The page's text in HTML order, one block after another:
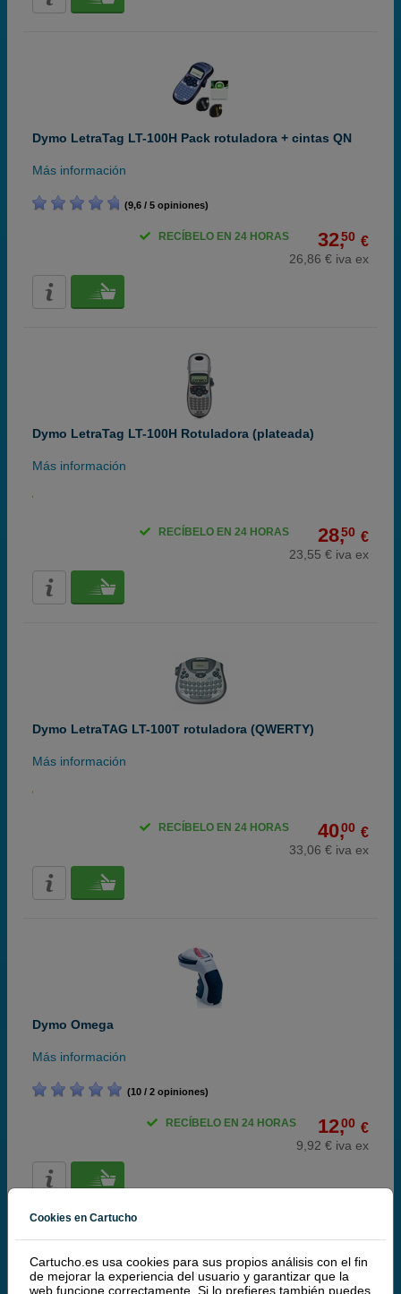
Dymo LetraTag LT-100H Pack rotuladora + cintas QN
Más información
(9,6 / 5 opiniones)
32,50 €
26,86 € iva ex
RECÍBELO EN 24 HORAS
Dymo LetraTag LT-100H Rotuladora (plateada)
Más información
28,50 €
23,55 € iva ex
RECÍBELO EN 24 HORAS
Dymo LetraTAG LT-100T rotuladora (QWERTY)
Más información
40,00 €
33,06 € iva ex
RECÍBELO EN 24 HORAS
Dymo Omega
Más información
(10 / 2 opiniones)
12,00 €
9,92 € iva ex
RECÍBELO EN 24 HORAS
Cookies en Cartucho
Cartucho.es usa cookies para sus propios análisis con el fin
de mejorar la experiencia del usuario y garantizar que la
web funcione correctamente. Si lo prefieres también puedes